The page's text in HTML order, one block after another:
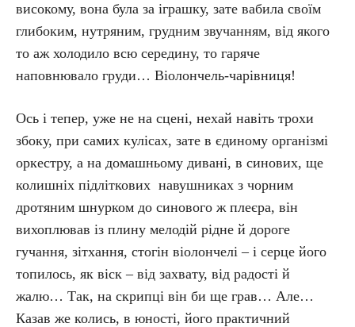
високому, вона була за іграшку, зате вабила своїм
глибоким, нутряним, грудним звучанням, від якого
то аж холодило всю середину, то гаряче
наповнювало груди… Віолончель-чарівниця!
Ось і тепер, уже не на сцені, нехай навіть трохи
збоку, при самих кулісах, зате в єдиному організмі
оркестру, а на домашньому дивані, в синових, ще
колишніх підліткових навушниках з чорним
дротяним шнурком до синового ж плеєра, він
вихоплював із плину мелодій рідне й дороге
гучання, зітхання, стогін віолончелі – і серце його
топилось, як віск – від захвату, від радості й
жалю… Так, на скрипці він би ще грав… Але…
Казав же колись, в юності, його практичний